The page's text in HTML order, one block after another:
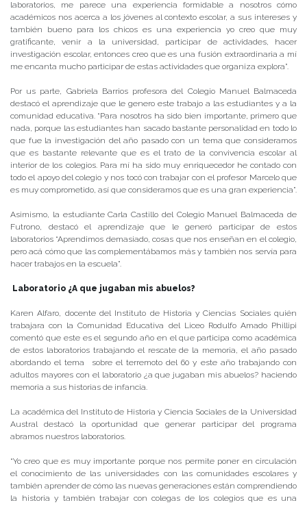
laboratorios, me parece una experiencia formidable a nosotros cómo
académicos nos acerca a los jóvenes al contexto escolar, a sus intereses y
también bueno para los chicos es una experiencia yo creo que muy
gratificante, venir a la universidad, participar de actividades, hacer
investigación escolar, entonces creo que es una fusión extraordinaria a mí
me encanta mucho participar de estas actividades que organiza explora”.
Por us parte, Gabriela Barrios profesora del Colegio Manuel Balmaceda
destacó el aprendizaje que le genero este trabajo a las estudiantes y a la
comunidad educativa. “Para nosotros ha sido bien importante, primero que
nada, porque las estudiantes han sacado bastante personalidad en todo lo
que fue la investigación del año pasado con un tema que consideramos
que es bastante relevante que es el trato de la convivencia escolar al
interior de los colegios. Para mí ha sido muy enriquecedor he contado con
todo el apoyo del colegio y nos tocó con trabajar con el profesor Marcelo que
es muy comprometido, así que consideramos que es una gran experiencia”.
Asimismo, la estudiante Carla Castillo del Colegio Manuel Balmaceda de
Futrono, destacó el aprendizaje que le generó participar de estos
laboratorios “Aprendimos demasiado, cosas que nos enseñan en el colegio,
pero acá cómo que las complementábamos más y también nos servía para
hacer trabajos en la escuela”.
Laboratorio ¿A que jugaban mis abuelos?
Karen Alfaro, docente del Instituto de Historia y Ciencias Sociales quién
trabajara con la Comunidad Educativa del Liceo Rodulfo Amado Phillipi
comentó que este es el segundo año en el que participa como académica
de estos laboratorios trabajando el rescate de la memoria, el año pasado
abordando el tema sobre el terremoto del 60 y este año trabajando con
adultos mayores con el laboratorio ¿a que jugaban mis abuelos? haciendo
memoria a sus historias de infancia.
La académica del Instituto de Historia y Ciencia Sociales de la Universidad
Austral destacó la oportunidad que generar participar del programa
abramos nuestros laboratorios.
“Yo creo que es muy importante porque nos permite poner en circulación
el conocimiento de las universidades con las comunidades escolares y
también aprender de cómo las nuevas generaciones están comprendiendo
la historia y también trabajar con colegas de los colegios que es una